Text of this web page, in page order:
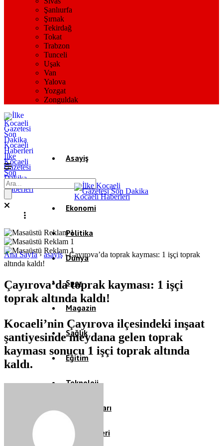
Şanlıurfa
Şırnak
Tekirdağ
Tokat
Trabzon
Tunceli
Uşak
Van
Yalova
Yozgat
Zonguldak
İlke
Kocaeli
Gazetesi
Son
Dakika
Kocaeli
Haberleri
Asayiş
Gündem
Ekonomi
Politika
Dünya
Spor
Magazin
Sağlık
Eğitim
Teknoloji
Köşe Yazıları
Video Galeri
Ana Sayfa› asayiş›Çayırova’da toprak kayması: 1 işçi toprak
altında kaldı!
Çayırova’da toprak kayması: 1 işçi
toprak altında kaldı!
Kocaeli’nin Çayırova ilçesindeki inşaat
şantiyesinde meydana gelen toprak
kayması sonucu 1 işçi toprak altında
kaldı.